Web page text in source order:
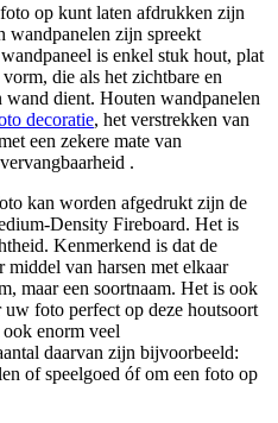
op kunt laten afdrukken zijn
wandpanelen zijn spreekt
is enkel stuk hout, plat
die als het zichtbare en
dient. Houten wandpanelen
decoratie, het verstrekken van
een zekere mate van
.
kan worden afgedrukt zijn de
Density Fireboard. Het is
Kenmerkend is dat de
van harsen met elkaar
maar een soortnaam. Het is ook
foto perfect op deze houtsoort
enorm veel
daarvan zijn bijvoorbeeld:
of speelgoed óf om een foto op